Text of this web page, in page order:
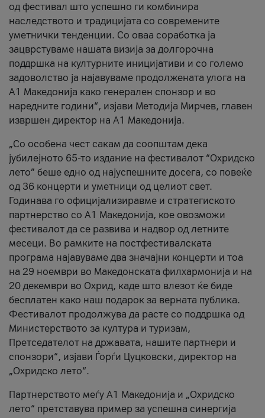
од фестивал што успешно ги комбинира
наследството и традицијата со современите
уметнички тенденции. Со оваа соработка ја
зацврстуваме нашата визија за долгорочна
поддршка на културните иницијативи и со големо
задоволство ја најавуваме продолжената улога на
A1 Македонија како генерален спонзор и во
наредните години“, изјави Методија Мирчев, главен
извршен директор на A1 Македонија.
„Со особена чест сакам да соопштам дека
јубилејното 65-то издание на фестивалот “Охридско
лето” беше едно од најуспешните досега, со повеќе
од 36 концерти и уметници од целиот свет.
Годинава го официјализиравме и стратегиското
партнерство со А1 Македонија, кое овозможи
фестивалот да се развива и надвор од летните
месеци. Во рамките на постфестивалската
програма најавуваме два значајни концерти и тоа
на 29 ноември во Македонската филхармонија и на
20 декември во Охрид, каде што влезот ќе биде
бесплатен како наш подарок за верната публика.
Фестивалот продолжува да расте со поддршка од
Министерството за култура и туризам,
Претседателот на државата, нашите партнери и
спонзори“, изјави Ѓорѓи Цуцковски, директор на
„Охридско лето“.
Партнерството меѓу A1 Македонија и „Охридско
лето“ претставува пример за успешна синергија